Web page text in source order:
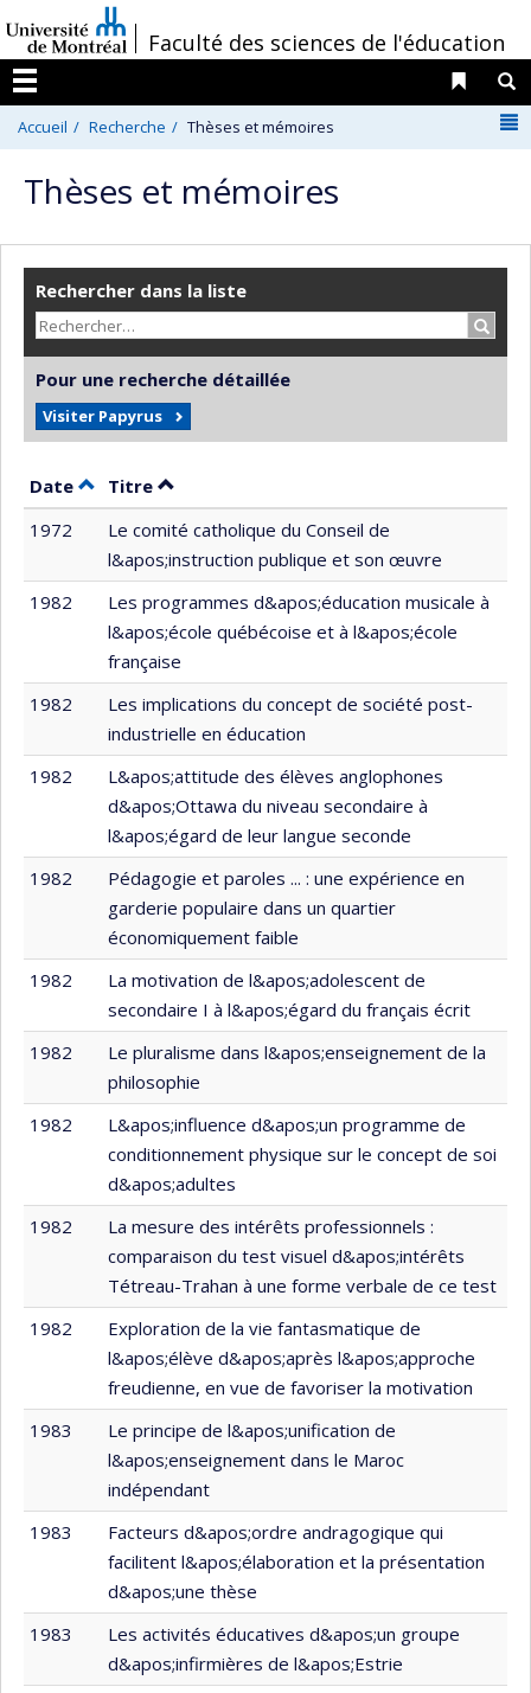
au
contenu
/Faculté des sciences de l'éducation
Menu
Liens
Accueil Recherche Thèses et mémoires
Thèses et mémoires
Rechercher dans la liste
Pour une recherche détaillée
Visiter Papyrus
Date Trier par date en ordre décroissant
Titre Trier par titre en ordre décroissant
1972
Le comité catholique du Conseil de
l&apos;instruction publique et son œuvre
1982
Les programmes d&apos;éducation musicale à
l&apos;école québécoise et à l&apos;école
française
1982
Les implications du concept de société post-
industrielle en éducation
1982
L&apos;attitude des élèves anglophones
d&apos;Ottawa du niveau secondaire à
l&apos;égard de leur langue seconde
1982
Pédagogie et paroles ... : une expérience en
garderie populaire dans un quartier
économiquement faible
1982
La motivation de l&apos;adolescent de
secondaire I à l&apos;égard du français écrit
1982
Le pluralisme dans l&apos;enseignement de la
philosophie
1982
L&apos;influence d&apos;un programme de
conditionnement physique sur le concept de soi
d&apos;adultes
1982
La mesure des intérêts professionnels :
comparaison du test visuel d&apos;intérêts
Tétreau-Trahan à une forme verbale de ce test
1982
Exploration de la vie fantasmatique de
l&apos;élève d&apos;après l&apos;approche
freudienne, en vue de favoriser la motivation
1983
Le principe de l&apos;unification de
l&apos;enseignement dans le Maroc
indépendant
1983
Facteurs d&apos;ordre andragogique qui
facilitent l&apos;élaboration et la présentation
d&apos;une thèse
1983
Les activités éducatives d&apos;un groupe
d&apos;infirmières de l&apos;Estrie